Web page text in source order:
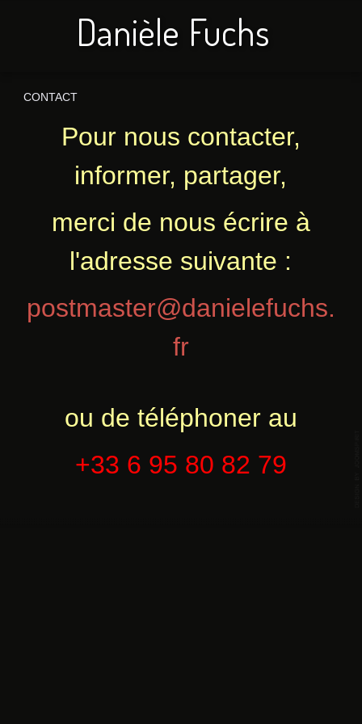
Danièle Fuchs
CONTACT
Pour nous contacter,
informer, partager,
merci de nous écrire à
l'adresse suivante :
postmaster@danielefuchs.
fr
ou de téléphoner au
+33 6 95 80 82 79